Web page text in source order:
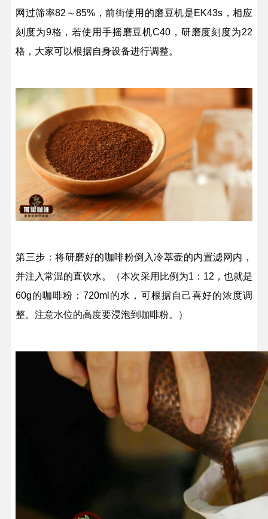
网过筛率82～85%，前街使用的磨豆机是EK43s，相应
刻度为9格，若使用手摇磨豆机C40，研磨度刻度为22
格，大家可以根据自身设备进行调整。
第三步：将研磨好的咖啡粉倒入冷萃壶的内置滤网内，
并注入常温的直饮水。（本次采用比例为1：12，也就是
60g的咖啡粉：720ml的水，可根据自己喜好的浓度调
整。注意水位的高度要浸泡到咖啡粉。）